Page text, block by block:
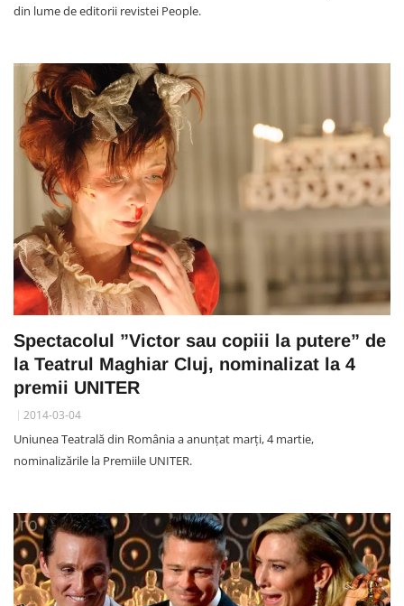
din lume de editorii revistei People.
Spectacolul ”Victor sau copiii la putere” de
la Teatrul Maghiar Cluj, nominalizat la 4
premii UNITER
2014-03-04
Uniunea Teatrală din România a anunțat marţi, 4 martie,
nominalizările la Premiile UNITER.